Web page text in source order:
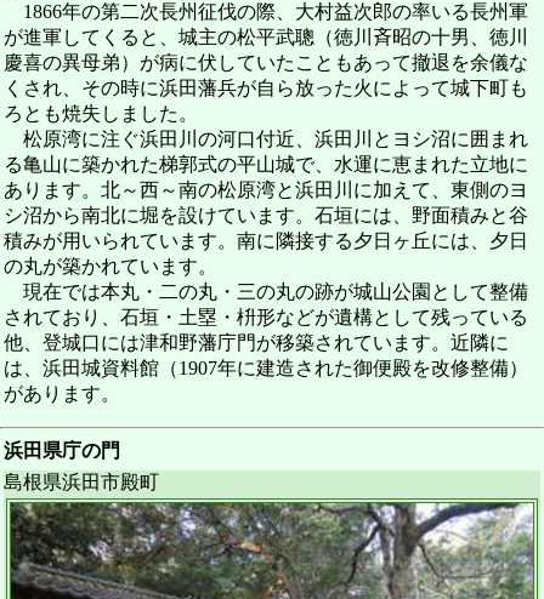
1866年の第二次長州征伐の際、大村益次郎の率いる長州軍
が進軍してくると、城主の松平武聰（徳川斉昭の十男、徳川
慶喜の異母弟）が病に伏していたこともあって撤退を余儀な
くされ、その時に浜田藩兵が自ら放った火によって城下町も
ろとも焼失しました。
松原湾に注ぐ浜田川の河口付近、浜田川とヨシ沼に囲まれ
る亀山に築かれた梯郭式の平山城で、水運に恵まれた立地に
あります。北～西～南の松原湾と浜田川に加えて、東側のヨ
シ沼から南北に堀を設けています。石垣には、野面積みと谷
積みが用いられています。南に隣接する夕日ヶ丘には、夕日
の丸が築かれています。
現在では本丸・二の丸・三の丸の跡が城山公園として整備
されており、石垣・土塁・枡形などが遺構として残っている
他、登城口には津和野藩庁門が移築されています。近隣に
は、浜田城資料館（1907年に建造された御便殿を改修整備）
があります。
浜田県庁の門
島根県浜田市殿町